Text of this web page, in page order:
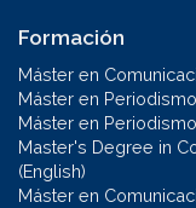
Formación
Máster en
Máster en
Máster en
Master's Degree in
(English)
Máster en